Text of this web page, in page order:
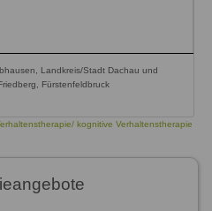
Landkreis/Stadt Dachau und
Fürstenfeldbruck
kognitive Verhaltenstherapie